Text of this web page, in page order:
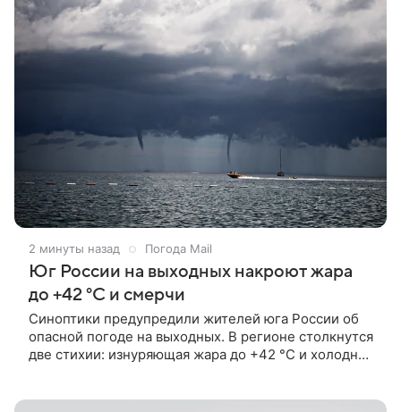
2 минуты назад Погода Mail
Юг России на выходных накроют жара
до +42 °C и смерчи
Синоптики предупредили жителей юга России об
опасной погоде на выходных. В регионе столкнутся
две стихии: изнуряющая жара до +42 °C и холодный